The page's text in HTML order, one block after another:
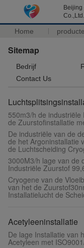
Co.,Ltd.
Home
Sitemap
Bedrijf
Contact Us
550m3/h de
de Zuurstofinstallatie
De industriële van de
de het Argoninstallatie
de Luchtscheiding
3000M3/h lage van de
Industriële Zuurstof
Cryogene van de
van het de
Installatielucht de
Acetyleeninstallatie
De lage Installatie van
Acetyleen met